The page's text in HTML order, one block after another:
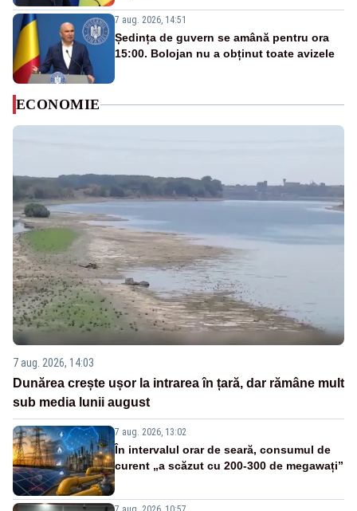
7 aug. 2026, 14:51
Ședința de guvern se amână pentru ora
15:00. Bolojan nu a obținut toate avizele
ECONOMIE
7 aug. 2026, 14:03
Dunărea crește ușor la intrarea în țară, dar rămâne mult
sub media lunii august
7 aug. 2026, 13:02
În intervalul orar de seară, consumul de
curent „a scăzut cu 200-300 de megawați”